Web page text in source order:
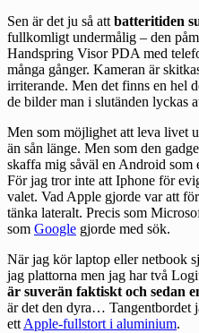
Sen är det ju så attbatteritiden
fullkomligt undermålig – den
Handspring Visor PDA med
många gånger. Kameran är
irriterande. Men det finns en hel
de bilder man i slutänden lyckas
Men som möjlighet att leva livet
än sån länge. Men som den
skaffa mig såväl en Android som
För jag tror inte att Iphone för
valet. Vad Apple gjorde var att
tänka lateralt. Precis som
som Google gjorde med sök.
När jag kör laptop eller netbook
jag plattorna men jag har två
är suverän faktiskt och sedan
är det den dyra… Tangentbordet
ettApple-fullstort i aluminium.